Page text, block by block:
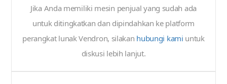
Jika Anda memiliki mesin penjual yang sudah ada
untuk ditingkatkan dan dipindahkan ke platform
perangkat lunak Vendron, silakan hubungi kami untuk
diskusi lebih lanjut.